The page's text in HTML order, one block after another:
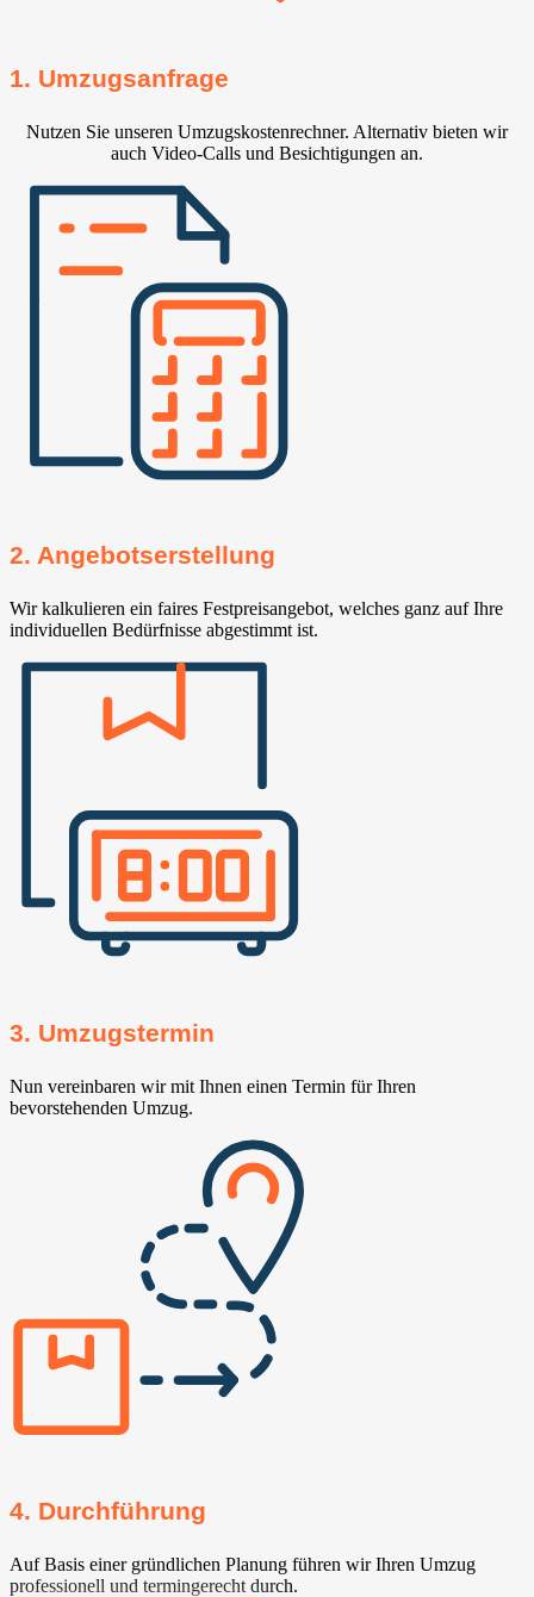
1. Umzugsanfrage
Nutzen Sie unseren Umzugskostenrechner. Alternativ bieten wir
auch Video-Calls und Besichtigungen an.
2. Angebotserstellung
Wir kalkulieren ein faires Festpreisangebot, welches ganz auf Ihre
individuellen Bedürfnisse abgestimmt ist.
3. Umzugstermin
Nun vereinbaren wir mit Ihnen einen Termin für Ihren
bevorstehenden Umzug.
4. Durchführung
Auf Basis einer gründlichen Planung führen wir Ihren Umzug
professionell und termingerecht durch.